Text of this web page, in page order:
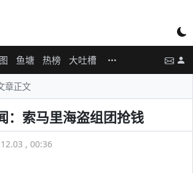
鱼塘 热榜 大吐槽
章正文
：索马里海盗组团抢钱
, 00:36